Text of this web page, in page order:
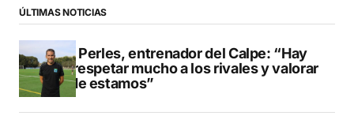
ÚLTIMAS NOTICIAS
Pere Perles, entrenador del Calpe: “Hay
que respetar mucho a los rivales y valorar
dónde estamos”